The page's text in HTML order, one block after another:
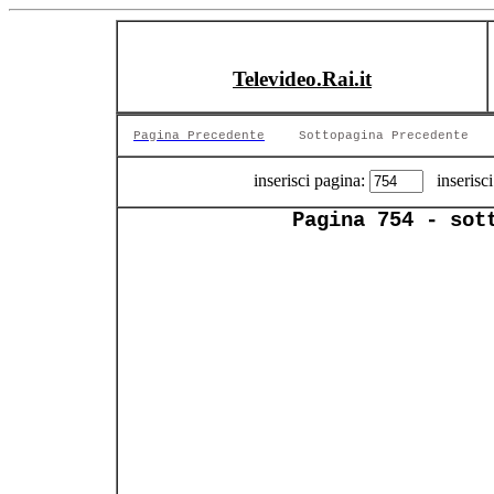
Televideo.Rai.it
Pagina Precedente Sottopagina Precedente
inserisci pagina:
Pagina 754 -